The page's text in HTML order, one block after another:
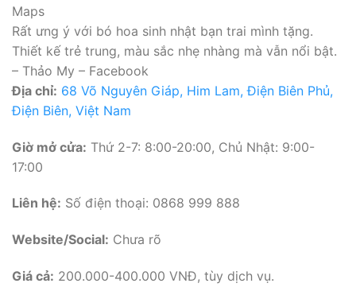
Maps
Rất ưng ý với bó hoa sinh nhật bạn trai mình tặng.
Thiết kế trẻ trung, màu sắc nhẹ nhàng mà vẫn nổi bật.
– Thảo My – Facebook
Địa chỉ: 68 Võ Nguyên Giáp, Him Lam, Điện Biên Phủ,
Điện Biên, Việt Nam
Giờ mở cửa: Thứ 2-7: 8:00-20:00, Chủ Nhật: 9:00-
17:00
Liên hệ: Số điện thoại: 0868 999 888
Website/Social: Chưa rõ
Giá cả: 200.000-400.000 VNĐ, tùy dịch vụ.